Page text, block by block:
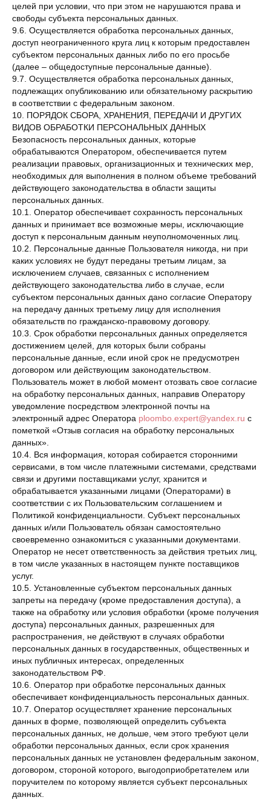
целей при условии, что при этом не нарушаются права и
свободы субъекта персональных данных.
9.6. Осуществляется обработка персональных данных,
доступ неограниченного круга лиц к которым предоставлен
субъектом персональных данных либо по его просьбе
(далее – общедоступные персональные данные).
9.7. Осуществляется обработка персональных данных,
подлежащих опубликованию или обязательному раскрытию
в соответствии с федеральным законом.
10. ПОРЯДОК СБОРА, ХРАНЕНИЯ, ПЕРЕДАЧИ И ДРУГИХ
ВИДОВ ОБРАБОТКИ ПЕРСОНАЛЬНЫХ ДАННЫХ
Безопасность персональных данных, которые
обрабатываются Оператором, обеспечивается путем
реализации правовых, организационных и технических мер,
необходимых для выполнения в полном объеме требований
действующего законодательства в области защиты
персональных данных.
10.1. Оператор обеспечивает сохранность персональных
данных и принимает все возможные меры, исключающие
доступ к персональным данным неуполномоченных лиц.
10.2. Персональные данные Пользователя никогда, ни при
каких условиях не будут переданы третьим лицам, за
исключением случаев, связанных с исполнением
действующего законодательства либо в случае, если
субъектом персональных данных дано согласие Оператору
на передачу данных третьему лицу для исполнения
обязательств по гражданско-правовому договору.
10.3. Срок обработки персональных данных определяется
достижением целей, для которых были собраны
персональные данные, если иной срок не предусмотрен
договором или действующим законодательством.
Пользователь может в любой момент отозвать свое согласие
на обработку персональных данных, направив Оператору
уведомление посредством электронной почты на
электронный адрес Оператора ploombo.expert@yandex.ru с
пометкой «Отзыв согласия на обработку персональных
данных».
10.4. Вся информация, которая собирается сторонними
сервисами, в том числе платежными системами, средствами
связи и другими поставщиками услуг, хранится и
обрабатывается указанными лицами (Операторами) в
соответствии с их Пользовательским соглашением и
Политикой конфиденциальности. Субъект персональных
данных и/или Пользователь обязан самостоятельно
своевременно ознакомиться с указанными документами.
Оператор не несет ответственность за действия третьих лиц,
в том числе указанных в настоящем пункте поставщиков
услуг.
10.5. Установленные субъектом персональных данных
запреты на передачу (кроме предоставления доступа), а
также на обработку или условия обработки (кроме получения
доступа) персональных данных, разрешенных для
распространения, не действуют в случаях обработки
персональных данных в государственных, общественных и
иных публичных интересах, определенных
законодательством РФ.
10.6. Оператор при обработке персональных данных
обеспечивает конфиденциальность персональных данных.
10.7. Оператор осуществляет хранение персональных
данных в форме, позволяющей определить субъекта
персональных данных, не дольше, чем этого требуют цели
обработки персональных данных, если срок хранения
персональных данных не установлен федеральным законом,
договором, стороной которого, выгодоприобретателем или
поручителем по которому является субъект персональных
данных.